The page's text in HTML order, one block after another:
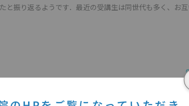
振り返るようです．最近の受講生は同世代も多く、お